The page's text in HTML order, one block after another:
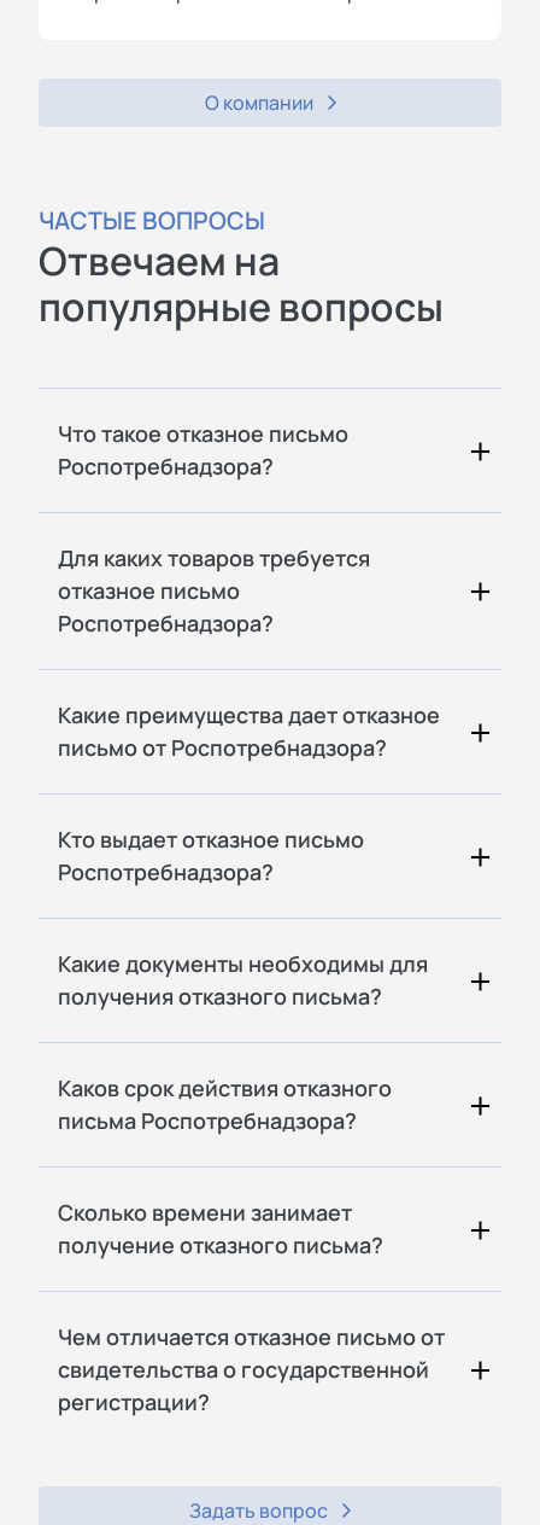
О компании
ЧАСТЫЕ ВОПРОСЫ
Отвечаем на
популярные вопросы
Что такое отказное письмо
Роспотребнадзора?
Для каких товаров требуется
отказное письмо
Роспотребнадзора?
Какие преимущества дает отказное
письмо от Роспотребнадзора?
Кто выдает отказное письмо
Роспотребнадзора?
Какие документы необходимы для
получения отказного письма?
Каков срок действия отказного
письма Роспотребнадзора?
Сколько времени занимает
получение отказного письма?
Чем отличается отказное письмо от
свидетельства о государственной
регистрации?
Задать вопрос